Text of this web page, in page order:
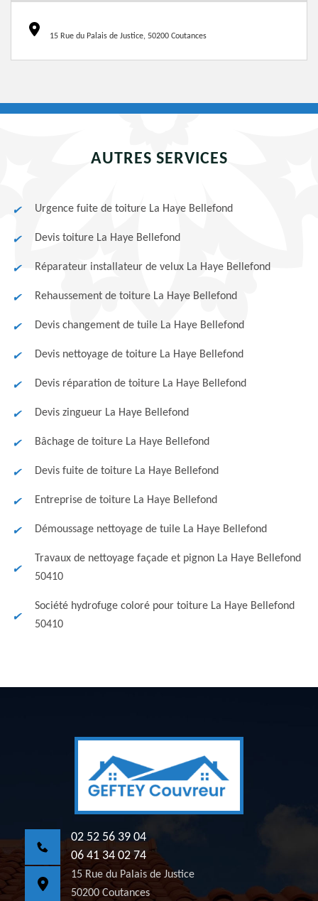
15 Rue du Palais de Justice, 50200 Coutances
AUTRES SERVICES
Urgence fuite de toiture La Haye Bellefond
Devis toiture La Haye Bellefond
Réparateur installateur de velux La Haye Bellefond
Rehaussement de toiture La Haye Bellefond
Devis changement de tuile La Haye Bellefond
Devis nettoyage de toiture La Haye Bellefond
Devis réparation de toiture La Haye Bellefond
Devis zingueur La Haye Bellefond
Bâchage de toiture La Haye Bellefond
Devis fuite de toiture La Haye Bellefond
Entreprise de toiture La Haye Bellefond
Démoussage nettoyage de tuile La Haye Bellefond
Travaux de nettoyage façade et pignon La Haye Bellefond
50410
Société hydrofuge coloré pour toiture La Haye Bellefond
50410
02 52 56 39 04
06 41 34 02 74
15 Rue du Palais de Justice
50200 Coutances